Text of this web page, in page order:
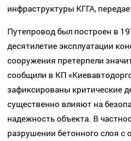
инфраструктуры КГГА,
Путепровод был построен в
десятилетие эксплуатации
сооружения претерпели
сообщили в КП
зафиксированы критические
существенно влияют на
надежность объекта. В
разрушении бетонного слоя с